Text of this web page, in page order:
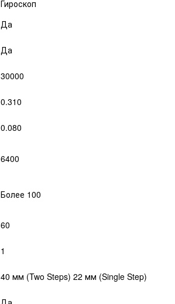
Гироскоп
Да
Да
30000
0.310
0.080
6400
Более 100
60
1
40 мм (Two Steps) 22 мм (Single Step)